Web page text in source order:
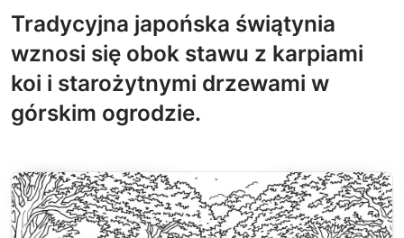
Tradycyjna japońska świątynia
wznosi się obok stawu z karpiami
koi i starożytnymi drzewami w
górskim ogrodzie.